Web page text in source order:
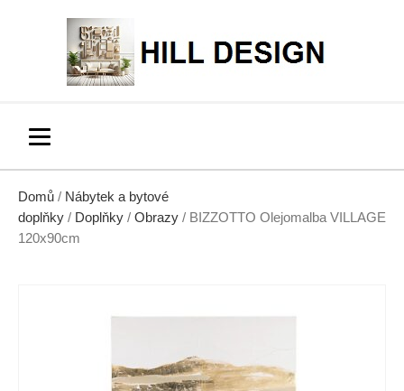
Domů / Nábytek a bytové
doplňky / Doplňky / Obrazy / BIZZOTTO Olejomalba VILLAGE
120x90cm